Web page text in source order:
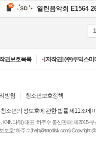
열린음악회 E1564
1
권보호목록
•[저작권] (주)루믹스미
•[저작권] (주)JAYE -
방침 청소년보호정책
소년의 성보호에 관한 법률 제11조에
타워) 대표: 하주수 통신판매: 제2015-
호: 하주수(help@totodisk.com) Copyright